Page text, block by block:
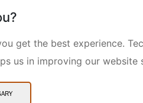
get the best experience.
us in improving our